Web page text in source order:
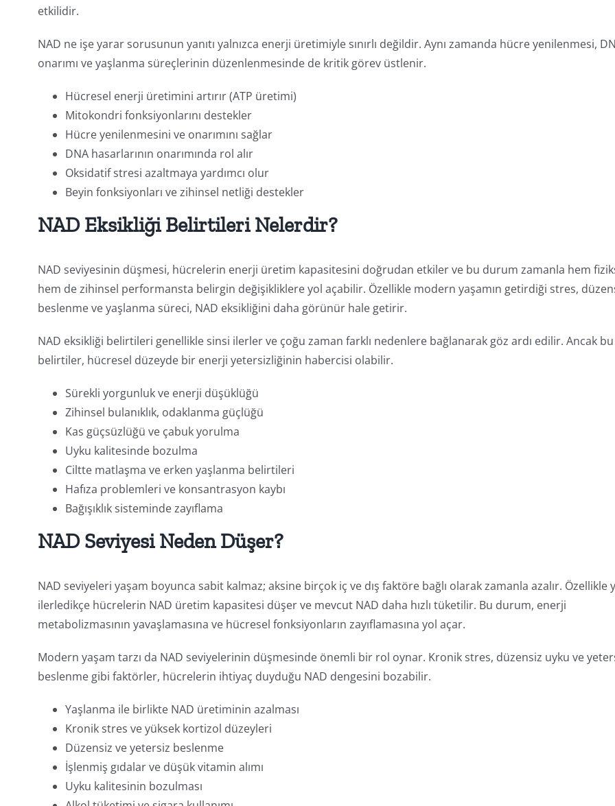
etkilidir.
NAD ne işe yarar sorusunun yanıtı yalnızca enerji üretimiyle sınırlı değildir. Aynı zamanda hücre yenilenmesi,
onarımı ve yaşlanma süreçlerinin düzenlenmesinde de kritik görev üstlenir.
Hücresel enerji üretimini artırır (ATP üretimi)
Mitokondri fonksiyonlarını destekler
Hücre yenilenmesini ve onarımını sağlar
DNA hasarlarının onarımında rol alır
Oksidatif stresi azaltmaya yardımcı olur
Beyin fonksiyonları ve zihinsel netliği destekler
NAD Eksikliği Belirtileri Nelerdir?
NAD seviyesinin düşmesi, hücrelerin enerji üretim kapasitesini doğrudan etkiler ve bu durum zamanla hem
hem de zihinsel performansta belirgin değişikliklere yol açabilir. Özellikle modern yaşamın getirdiği stres,
beslenme ve yaşlanma süreci, NAD eksikliğini daha görünür hale getirir.
NAD eksikliği belirtileri genellikle sinsi ilerler ve çoğu zaman farklı nedenlere bağlanarak göz ardı edilir. Ancak bu
belirtiler, hücresel düzeyde bir enerji yetersizliğinin habercisi olabilir.
Sürekli yorgunluk ve enerji düşüklüğü
Zihinsel bulanıklık, odaklanma güçlüğü
Kas güçsüzlüğü ve çabuk yorulma
Uyku kalitesinde bozulma
Ciltte matlaşma ve erken yaşlanma belirtileri
Hafıza problemleri ve konsantrasyon kaybı
Bağışıklık sisteminde zayıflama
NAD Seviyesi Neden Düşer?
NAD seviyeleri yaşam boyunca sabit kalmaz; aksine birçok iç ve dış faktöre bağlı olarak zamanla azalır. Özellikle
ilerledikçe hücrelerin NAD üretim kapasitesi düşer ve mevcut NAD daha hızlı tüketilir. Bu durum, enerji
metabolizmasının yavaşlamasına ve hücresel fonksiyonların zayıflamasına yol açar.
Modern yaşam tarzı da NAD seviyelerinin düşmesinde önemli bir rol oynar. Kronik stres, düzensiz uyku ve
beslenme gibi faktörler, hücrelerin ihtiyaç duyduğu NAD dengesini bozabilir.
Yaşlanma ile birlikte NAD üretiminin azalması
Kronik stres ve yüksek kortizol düzeyleri
Düzensiz ve yetersiz beslenme
İşlenmiş gıdalar ve düşük vitamin alımı
Uyku kalitesinin bozulması